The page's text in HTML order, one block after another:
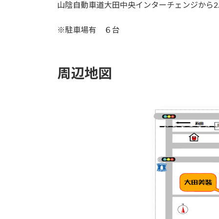
山陰自動車道大田中央インターチェンジから
※駐車場有 ６台
周辺地図